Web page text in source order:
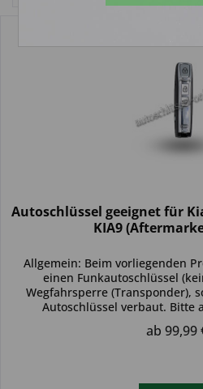
Autoschlüssel geeignet für
KIA9
Allgemein: Beim vorliegenden
einen Funkautoschlüssel
Wegfahrsperre (Transponder),
Autoschlüssel verbaut. Bitte
Autoschlüssel
ab 99,99